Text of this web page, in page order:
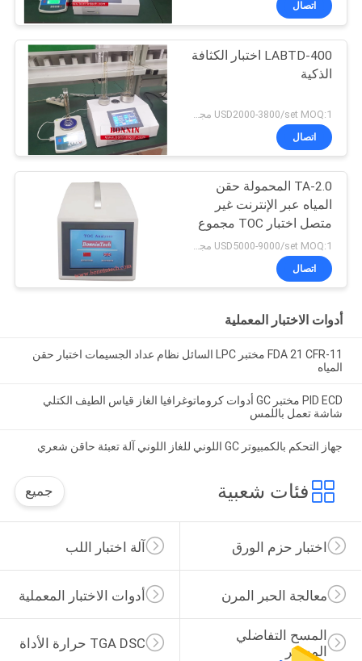
اتصال
LABTD-400 اختبار الكثافة
الذكية
USD2000-3800/set MOQ:1 مجموعة
اتصال
TA-2.0 المحمولة حقن
المياه عبر الإنترنت غير
متصل اختبار TOC مجموع
الكربون العضوي محلل
USD5000-9000/set MOQ:1 مجموعة
اتصال
أدوات الاختبار المعملية
FDA 21 CFR-11 مختبر LPC السائل نظام عداد الجسيمات اختبار حقن
المياه
PID ECD مختبر GC أدوات كروماتوغرافيا الغاز قياس الطيف الكتلي
شاشة تعمل باللمس
جهاز التحكم بالكمبيوتر GC اللوني للغاز اللوني آلة تعبئة حاقن شعري
فئات شعبية جميع
آلة اختبار اللب اختبار حزم الورق
أدوات الاختبار المعملية معالجة الحبر المرن
TGA DSC حرارة الأداة
المسح التفاضلي
المسعر